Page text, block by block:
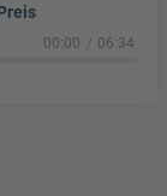
00:00 06:34